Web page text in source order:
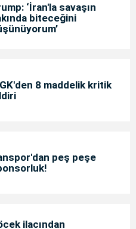
‘İran'la savaşın
biteceğini
8 maddelik kritik
peş peşe
ilacından